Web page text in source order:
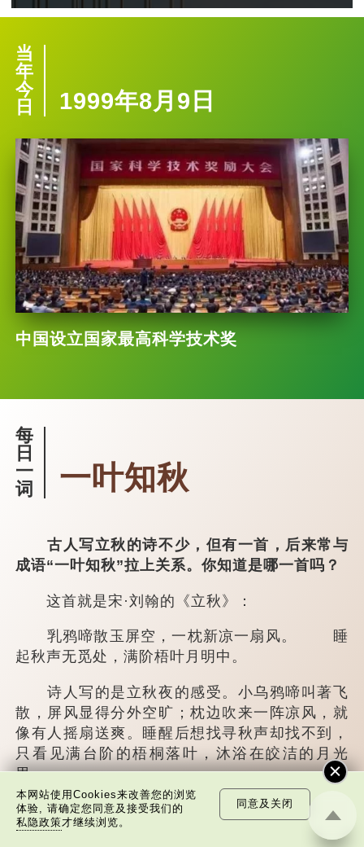
当
年
今
日
1999年8月9日
中国设立国家最高科学技术奖
每
日
一
词
一叶知秋
古人写立秋的诗不少，但有一首，后来常与
成语“一叶知秋”拉上关系。你知道是哪一首吗？
这首就是宋·刘翰的《立秋》：
乳鸦啼散玉屏空，一枕新凉一扇风。 睡
起秋声无觅处，满阶梧叶月明中。
诗人写的是立秋夜的感受。小乌鸦啼叫著飞
散，屏风显得分外空旷；枕边吹来一阵凉风，就
像有人摇扇送爽。睡醒后想找寻秋声却找不到，
只看见满台阶的梧桐落叶，沐浴在皎洁的月光
里。
古人认为梧桐是“灵树...
本网站使用Cookies来改善您的浏览
体验, 请确定您同意及接受我们的
私隐政策才继续浏览。
同意及关闭